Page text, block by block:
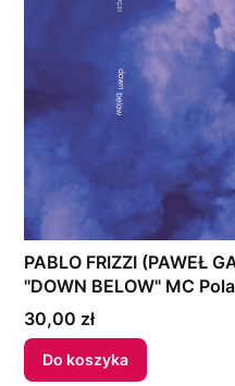
PABLO FRIZZI (PAWEŁ
"DOWN BELOW" MC
Cena
30,00 zł
Do koszyka